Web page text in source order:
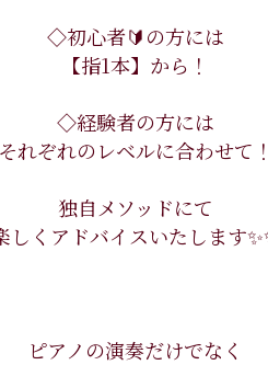
◇初心者🔰の方には
【指1本】から！
◇経験者の方には
それぞれのレベルに合わせて
独自メソッドにて
しくアドバイスいたします
ピアノの演奏だけでなく